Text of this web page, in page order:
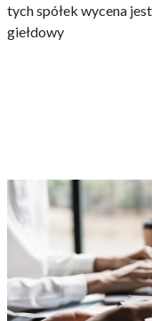
tych spółek wycena
giełdowy